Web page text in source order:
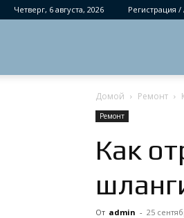
Четверг, 6 августа, 2026 Регистрация /
Домой Ремонт
Ремонт
Как
От admin - 25